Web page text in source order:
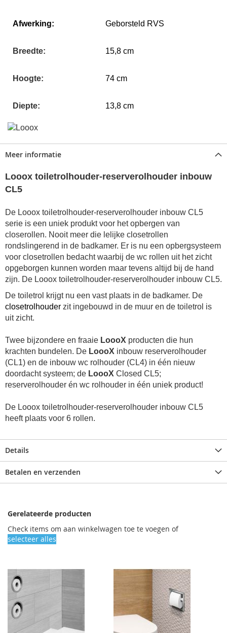
Afwerking: Geborsteld RVS
Breedte: 15,8 cm
Hoogte: 74 cm
Diepte: 13,8 cm
Meer informatie
Looox toiletrolhouder-reserverolhouder inbouw
CL5
De Looox toiletrolhouder-reserverolhouder inbouw CL5
serie is een uniek produkt voor het opbergen van
closerollen. Nooit meer die lelijke closetrollen
rondslingerend in de badkamer. Er is nu een opbergsysteem
voor closetrollen bedacht waarbij de wc rollen uit het zicht
opgeborgen kunnen worden maar tevens altijd bij de hand
zijn. De Looox toiletrolhouder-reserverolhouder inbouw CL5.
De toiletrol krijgt nu een vast plaats in de badkamer. De
closetrolhouder zit ingebouwd in de muur en de toiletrol is
uit zicht.
Twee bijzondere en fraaie LoooX producten die hun
krachten bundelen. De LoooX inbouw reserverolhouder
(CL1) en de inbouw wc rolhouder (CL4) in één nieuw
doordacht systeem; de LoooX Closed CL5;
reserverolhouder én wc rolhouder in één uniek product!
De Looox toiletrolhouder-reserverolhouder inbouw CL5
heeft plaats voor 6 rollen.
Details
Betalen en verzenden
Gerelateerde producten
Check items om aan winkelwagen toe te voegen of
selecteer alles